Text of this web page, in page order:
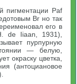
пигментации Paf
Вr но так
его в
de Iiaan, 1931),
пурпурную
— белую,
окраску цветка,
(антоциановое